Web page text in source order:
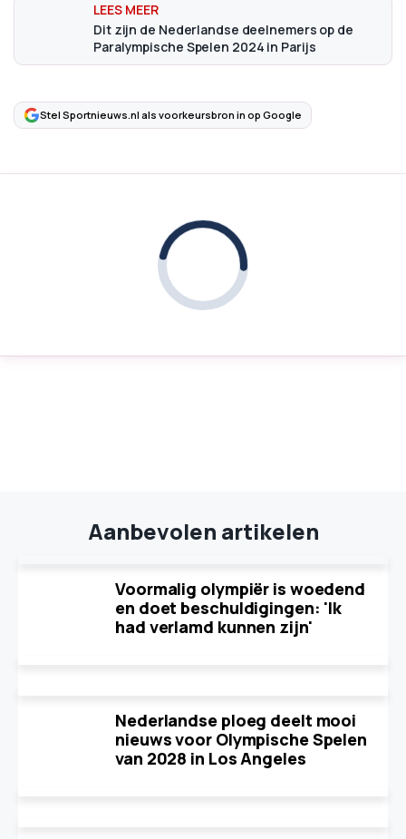
Dit zijn de Nederlandse deelnemers op de
Paralympische Spelen 2024 in Parijs
Stel Sportnieuws.nl als voorkeursbron in op Google
Aanbevolen artikelen
Voormalig olympiër is woedend
en doet beschuldigingen: 'Ik
had verlamd kunnen zijn'
Nederlandse ploeg deelt mooi
nieuws voor Olympische Spelen
van 2028 in Los Angeles